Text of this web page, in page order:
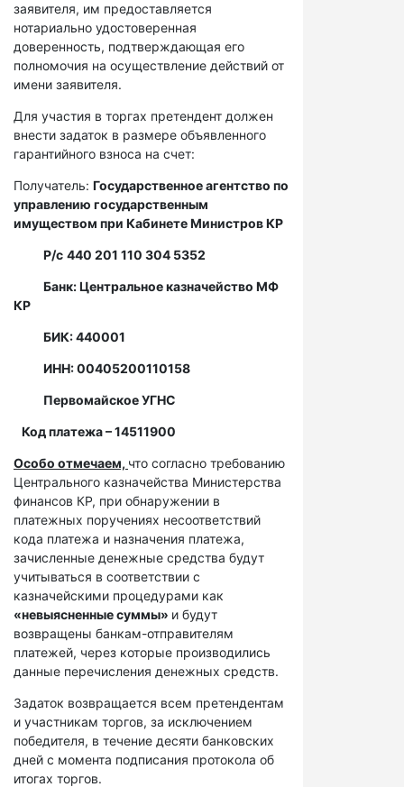
заявителя, им предоставляется
нотариально удостоверенная
доверенность, подтверждающая его
полномочия на осуществление действий от
имени заявителя.
Для участия в торгах претендент должен
внести задаток в размере объявленного
гарантийного взноса на счет:
Получатель: Государственное агентство по
управлению государственным
имуществом при Кабинете Министров КР
Р/с 440 201 110 304 5352
Банк: Центральное казначейство МФ
КР
БИК: 440001
ИНН: 00405200110158
Первомайское УГНС
Код платежа – 14511900
Особо отмечаем, что согласно требованию
Центрального казначейства Министерства
финансов КР, при обнаружении в
платежных поручениях несоответствий
кода платежа и назначения платежа,
зачисленные денежные средства будут
учитываться в соответствии с
казначейскими процедурами как
«невыясненные суммы» и будут
возвращены банкам-отправителям
платежей, через которые производились
данные перечисления денежных средств.
Задаток возвращается всем претендентам
и участникам торгов, за исключением
победителя, в течение десяти банковских
дней с момента подписания протокола об
итогах торгов.